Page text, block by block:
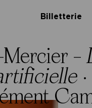
Billetterie
–
·